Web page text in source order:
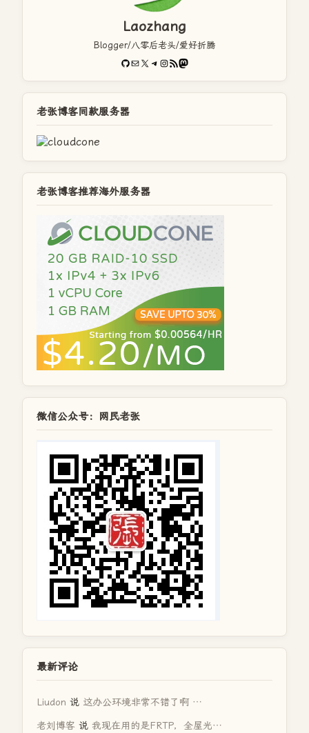
Laozhang
Blogger/八零后老头/爱好折腾
GitHub
电子邮件X Telegram
Instagram
RSS FeedMastodon
老张博客同款服务器
老张博客推荐海外服务器
微信公众号：网民老张
最新评论
Liudon 说 这办公环境非常不错了啊 …
老刘博客 说 我现在用的是FRTP，全屋光…